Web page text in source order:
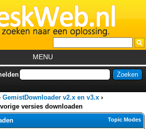
MENU
Foutcodes
GemistDownloader v2.x en v3.x ›
vorige versies downloaden
Topic Modes